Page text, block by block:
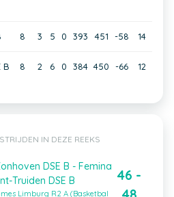
8 3 5 0 393 451 -58 14
B 8 2 6 0 384 450 -66 12
IN DEZE REEKS
DSE B - Femina
Truiden DSE B
Limburg R2 A (Basketbal
46 -